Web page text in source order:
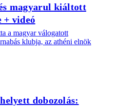
magyarul kiáltott
+ videó
a magyar válogatott
klubja, az athéni elnök
dobozolás: